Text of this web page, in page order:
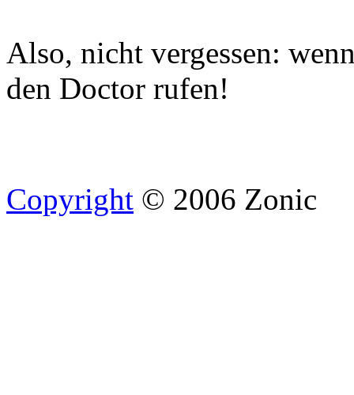
Also, nicht vergessen:
den Doctor rufen!
Copyright © 2006 Zonic